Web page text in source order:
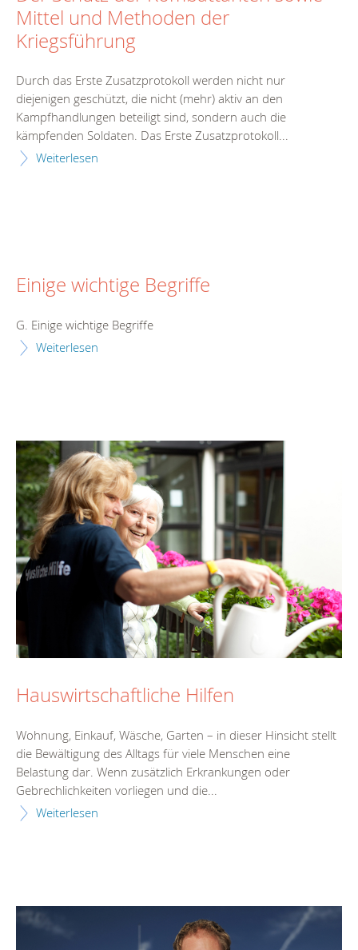
Mittel und Methoden der
Kriegsführung
Durch das Erste Zusatzprotokoll werden nicht nur
diejenigen geschützt, die nicht (mehr) aktiv an den
Kampfhandlungen beteiligt sind, sondern auch die
kämpfenden Soldaten. Das Erste Zusatzprotokoll...
Weiterlesen
Einige wichtige Begriffe
G. Einige wichtige Begriffe
Weiterlesen
Hauswirtschaftliche Hilfen
Wohnung, Einkauf, Wäsche, Garten – in dieser Hinsicht stellt
die Bewältigung des Alltags für viele Menschen eine
Belastung dar. Wenn zusätzlich Erkrankungen oder
Gebrechlichkeiten vorliegen und die...
Weiterlesen